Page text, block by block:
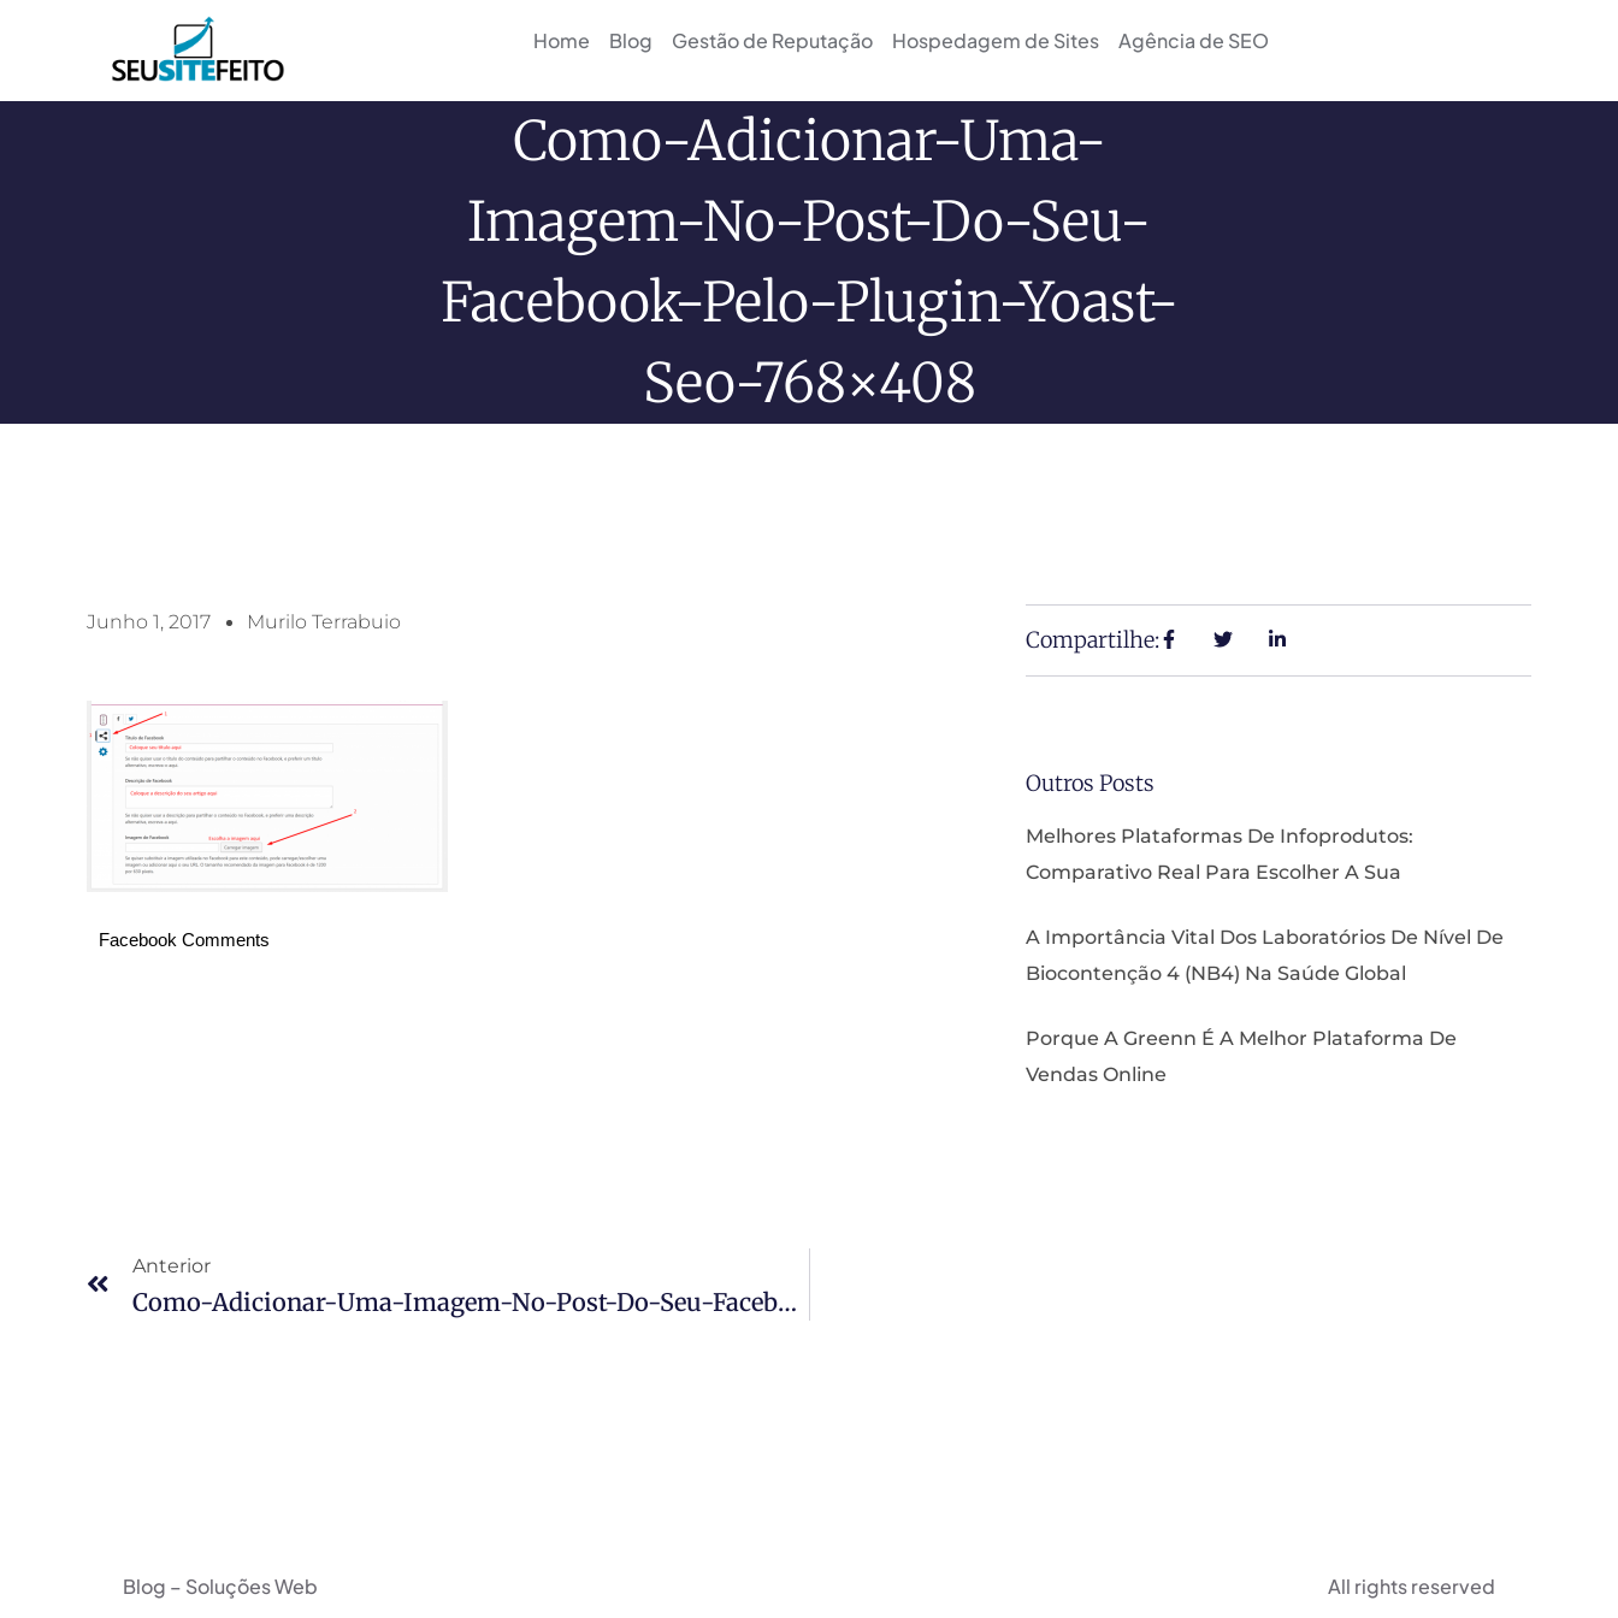
Home Blog Gestão de Reputação Hospedagem de Sites Agência de SEO
Como-Adicionar-Uma-
Imagem-No-Post-Do-Seu-
Facebook-Pelo-Plugin-Yoast-
Seo-768×408
Junho 1, 2017 Murilo Terrabuio
Facebook Comments
Compartilhe:
Outros Posts
Melhores Plataformas De Infoprodutos:
Comparativo Real Para Escolher A Sua
A Importância Vital Dos Laboratórios De Nível De
Biocontenção 4 (NB4) Na Saúde Global
Porque A Greenn É A Melhor Plataforma De
Vendas Online
Anterior
Como-Adicionar-Uma-Imagem-No-Post-Do-Seu-Facebook-Pelo-Plugin-Yoast-Seo-768×408
Blog – Soluções Web All rights reserved